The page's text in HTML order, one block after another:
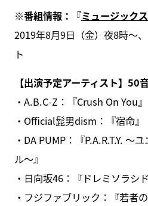
※番組情報：『ミュージック
2019年8月9日（金）夜8時〜
ト
【出演予定アーティスト】50
・A.B.C-Z：『Crush On You』
・Official髭男dism：『宿命』
・DA PUMP：『P.A.R.T.Y. ～
ル～』
・日向坂46：『ドレミソラシド
・フジファブリック：『若者の